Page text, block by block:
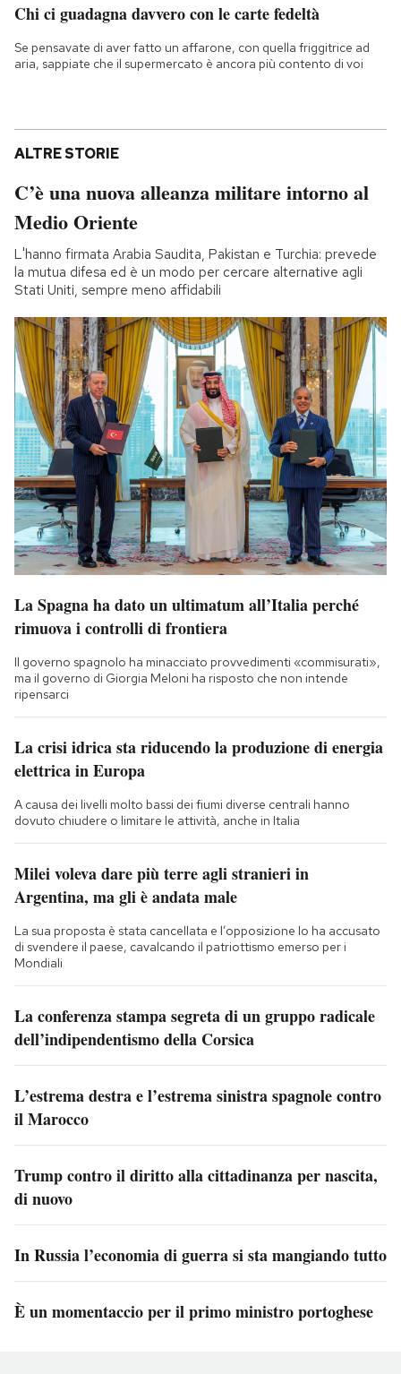
Chi ci guadagna davvero con le carte fedeltà
Se pensavate di aver fatto un affarone, con quella friggitrice ad
aria, sappiate che il supermercato è ancora più contento di voi
ALTRE STORIE
C’è una nuova alleanza militare intorno al
Medio Oriente
L'hanno firmata Arabia Saudita, Pakistan e Turchia: prevede
la mutua difesa ed è un modo per cercare alternative agli
Stati Uniti, sempre meno affidabili
La Spagna ha dato un ultimatum all’Italia perché
rimuova i controlli di frontiera
Il governo spagnolo ha minacciato provvedimenti «commisurati»,
ma il governo di Giorgia Meloni ha risposto che non intende
ripensarci
La crisi idrica sta riducendo la produzione di energia
elettrica in Europa
A causa dei livelli molto bassi dei fiumi diverse centrali hanno
dovuto chiudere o limitare le attività, anche in Italia
Milei voleva dare più terre agli stranieri in
Argentina, ma gli è andata male
La sua proposta è stata cancellata e l’opposizione lo ha accusato
di svendere il paese, cavalcando il patriottismo emerso per i
Mondiali
La conferenza stampa segreta di un gruppo radicale
dell’indipendentismo della Corsica
L’estrema destra e l’estrema sinistra spagnole contro
il Marocco
Trump contro il diritto alla cittadinanza per nascita,
di nuovo
In Russia l’economia di guerra si sta mangiando tutto
È un momentaccio per il primo ministro portoghese